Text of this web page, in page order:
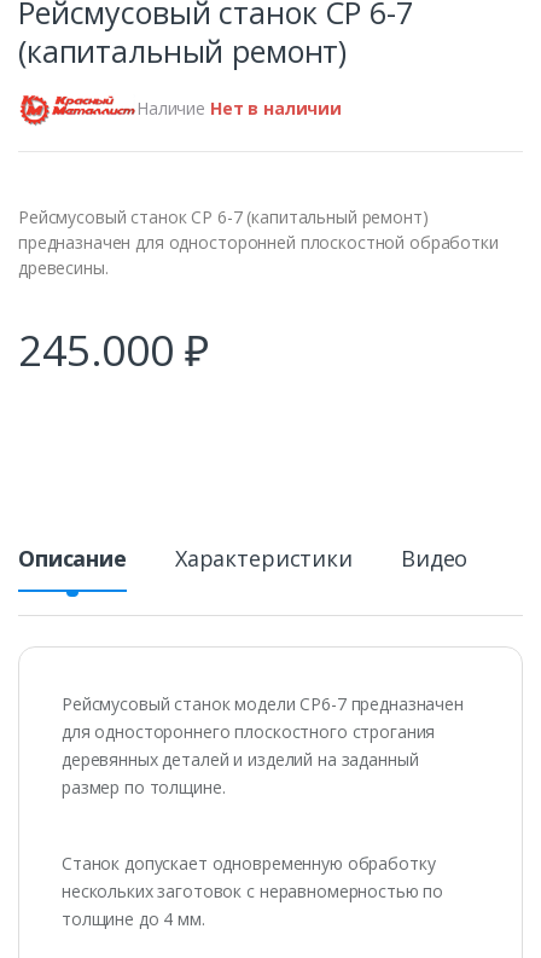
Рейсмусовый станок СР 6-7
(капитальный ремонт)
Наличие Нет в наличии
Рейсмусовый станок СР 6-7 (капитальный ремонт)
предназначен для односторонней плоскостной обработки
древесины.
245.000 ₽
Описание Характеристики Видео
Рейсмусовый станок модели СР6-7 предназначен
для одностороннего плоскостного строгания
деревянных деталей и изделий на заданный
размер по толщине.
Станок допускает одновременную обработку
нескольких заготовок с нерав­но­мер­ностью по
толщине до 4 мм.